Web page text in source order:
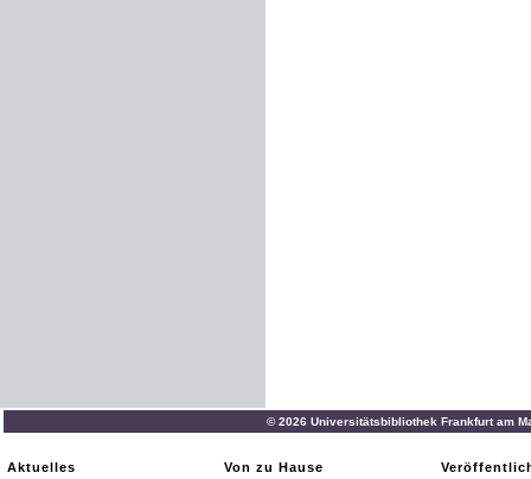
© 2026 Universitätsbibliothek Frankfurt am
Aktuelles
Von zu Hause